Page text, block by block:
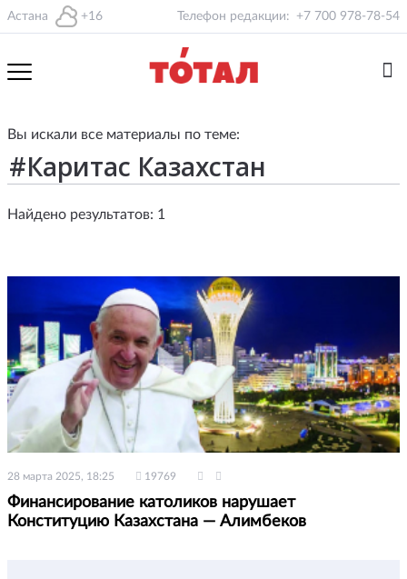
Астана +16 Телефон редакции: +7 700 978-78-54
Вы искали все материалы по теме:
Найдено результатов: 1
28 марта 2025, 18:25 19769
Финансирование католиков нарушает
Конституцию Казахстана — Алимбеков